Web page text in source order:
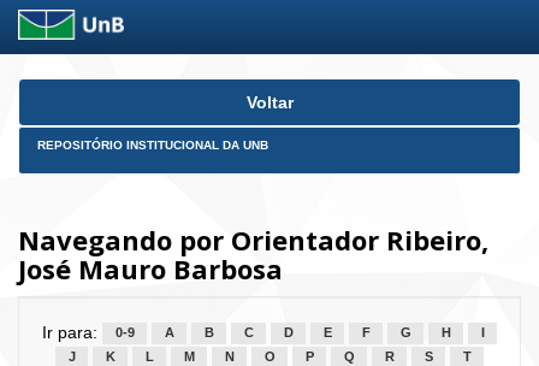
Skip
Voltar
REPOSITÓRIO INSTITUCIONAL DA UNB
Navegando por Orientador Ribeiro,
José Mauro Barbosa
Ir para: 0-9 A B C D E F G H
J
K L M N O P Q R S
T